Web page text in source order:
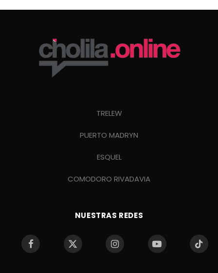
TRELEW
PUERTO MADRYN
ESQUEL
COMODORO RIVADAVIA
NUESTRAS REDES
Facebook
X
Instagram YouTube